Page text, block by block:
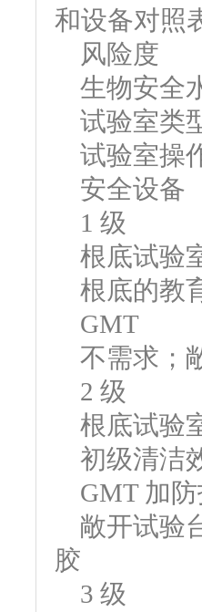
和设备对照
风险度
生物安全
试验室类
试验室操
安全设备
1 级
根底试验
根底的教
GMT
不需求；
2 级
根底试验
初级清洁
GMT 加
敞开试验
胶
3 级